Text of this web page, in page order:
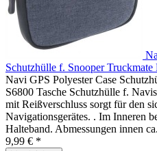
Schutzhülle f. Snooper Truckmate
Navi GPS Polyester Case
S6800 Tasche Schutzhülle f.
mit Reißverschluss sorgt für den
Navigationsgerätes. . Im Inneren
Halteband. Abmessungen innen
9,99 € *